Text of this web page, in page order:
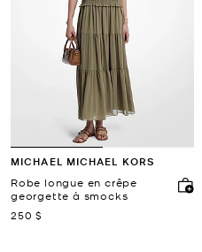
MICHAEL MICHAEL KORS
Robe longue en crêpe
georgette à smocks
maintenant
250 $